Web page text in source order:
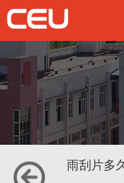
雨刮片多